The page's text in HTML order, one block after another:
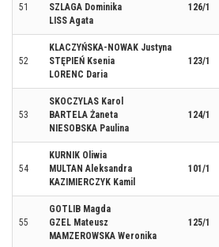
51
SZLAGA Dominika
LISS Agata
126/1
52
KLACZYŃSKA-NOWAK Justyna
STĘPIEŃ Ksenia
LORENC Daria
123/1
53
SKOCZYLAS Karol
BARTELA Żaneta
NIESOBSKA Paulina
124/1
54
KURNIK Oliwia
MULTAN Aleksandra
KAZIMIERCZYK Kamil
101/1
55
GOTLIB Magda
GZEL Mateusz
MAMZEROWSKA Weronika
125/1